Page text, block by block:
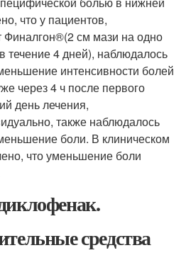
что у пациентов,
®(2 см мази на одно
течение 4 дней), наблюдалось
интенсивности болей
через 4 ч после первого
день лечения,
также наблюдалось
боли. В клиническом
что уменьшение боли
средства